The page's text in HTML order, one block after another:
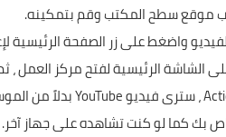
موقع سطح المكتب وقم بتمكينه.
بك كما لو كنت تشاهده على جهاز آخر.